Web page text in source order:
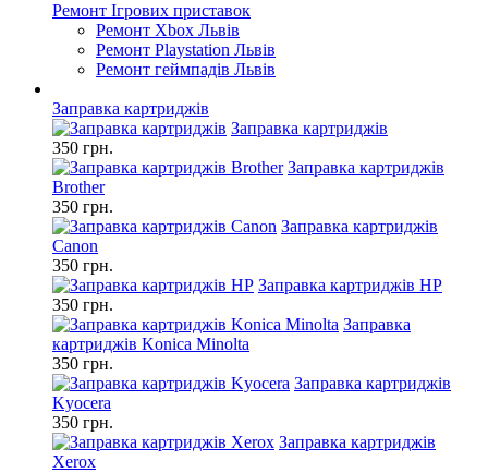
Ремонт Ігрових приставок
Ремонт Xbox Львів
Ремонт Playstation Львів
Ремонт геймпадів Львів
Заправка картриджів
Заправка картриджів
350 грн.
Заправка картриджів
Brother
350 грн.
Заправка картриджів
Canon
350 грн.
Заправка картриджів HP
350 грн.
Заправка
картриджів Konica Minolta
350 грн.
Заправка картриджів
Kyocera
350 грн.
Заправка картриджів
Xerox